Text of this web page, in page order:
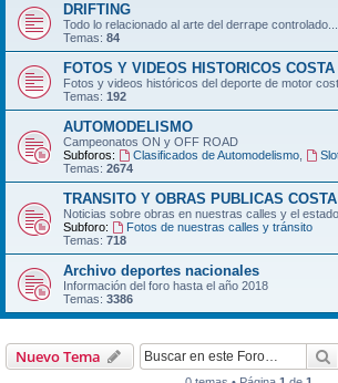
DRIFTING
Todo lo relacionado al arte del derrape
Temas: 84
FOTOS Y VIDEOS HISTORICOS
Fotos y videos históricos del deporte de motor
Temas: 192
AUTOMODELISMO
Campeonatos ON y OFF ROAD
Subforos:
Clasificados de Automodelismo,
Temas: 2674
TRANSITO Y OBRAS PUBLICAS
Noticias sobre obras en nuestras calles y el
Subforo:
Fotos de nuestras calles y tránsito
Temas: 718
Archivo deportes nacionales
Información del foro hasta el año 2018
Temas: 3386
Nuevo Tema